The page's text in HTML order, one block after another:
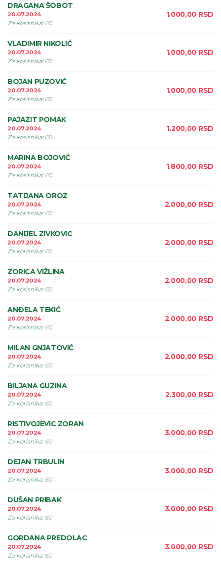
DRAGANA ŠOBOT
20.07.2024
Za korisnika: 60
1.000,00 RSD
VLADIMIR NIKOLIĆ
20.07.2024
Za korisnika: 60
1.000,00 RSD
BOJAN PUZOVIĆ
20.07.2024
Za korisnika: 60
1.000,00 RSD
PAJAZIT POMAK
20.07.2024
Za korisnika: 60
1.200,00 RSD
MARINA BOJOVIĆ
20.07.2024
Za korisnika: 60
1.800,00 RSD
TATIJANA OROZ
20.07.2024
Za korisnika: 60
2.000,00 RSD
DANIJEL ZIVKOVIC
20.07.2024
Za korisnika: 60
2.000,00 RSD
ZORICA VIŽLINA
20.07.2024
Za korisnika: 60
2.000,00 RSD
ANÐELA TEKIĆ
20.07.2024
Za korisnika: 60
2.000,00 RSD
MILAN GNJATOVIĆ
20.07.2024
Za korisnika: 60
2.000,00 RSD
BILJANA GUZINA
20.07.2024
Za korisnika: 60
2.300,00 RSD
RISTIVOJEVIC ZORAN
20.07.2024
Za korisnika: 60
3.000,00 RSD
DEJAN TRBULIN
20.07.2024
Za korisnika: 60
3.000,00 RSD
DUŠAN PRIBAK
20.07.2024
Za korisnika: 60
3.000,00 RSD
GORDANA PREDOLAC
20.07.2024
Za korisnika: 60
3.000,00 RSD